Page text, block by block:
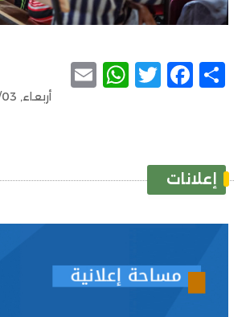
Share
Facebook
Twitter
أربعاء, 2026/06/03 - 11:02
إعلانات